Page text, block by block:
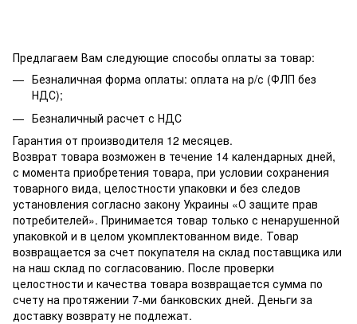
Предлагаем Вам следующие способы оплаты за товар:
Безналичная форма оплаты: оплата на р/с (ФЛП без
НДС);
Безналичный расчет с НДС
Гарантия от производителя 12 месяцев.
Возврат товара возможен в течение 14 календарных дней,
с момента приобретения товара, при условии сохранения
товарного вида, целостности упаковки и без следов
установления согласно закону Украины «О защите прав
потребителей». Принимается товар только с ненарушенной
упаковкой и в целом укомплектованном виде. Товар
возвращается за счет покупателя на склад поставщика или
на наш склад по согласованию. После проверки
целостности и качества товара возвращается сумма по
счету на протяжении 7-ми банковских дней. Деньги за
доставку возврату не подлежат.